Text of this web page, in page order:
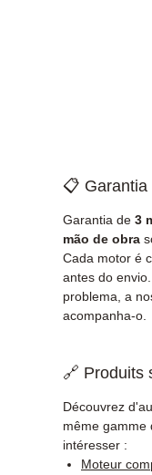
📋 Garantia
Garantia de 3
mão de obra
Cada motor é
antes do
problema, a
acompanha-o.
🔗 Produits
Découvrez
même gamme
intéresser :
Moteur